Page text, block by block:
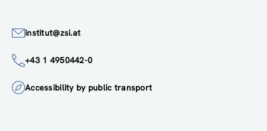
institut@zsi.at
+43 1 4950442-0
Accessibility by public transport